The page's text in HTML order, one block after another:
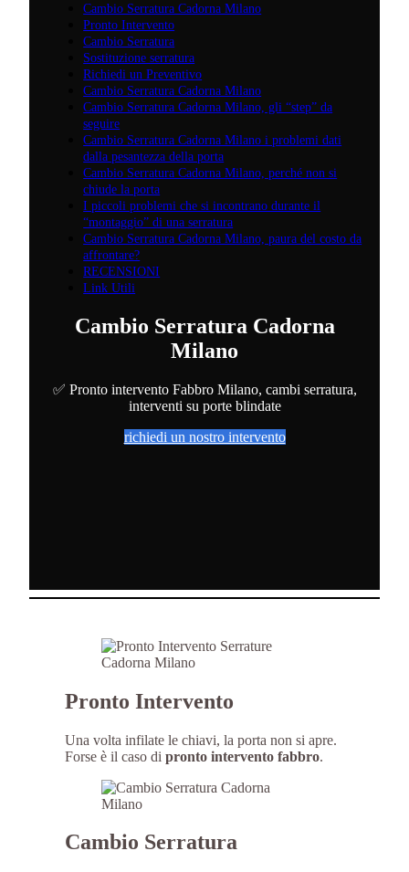
Cambio Serratura Cadorna Milano
Pronto Intervento
Cambio Serratura
Sostituzione serratura
Richiedi un Preventivo
Cambio Serratura Cadorna Milano
Cambio Serratura Cadorna Milano, gli “step” da
seguire
Cambio Serratura Cadorna Milano i problemi dati
dalla pesantezza della porta
Cambio Serratura Cadorna Milano, perché non si
chiude la porta
I piccoli problemi che si incontrano durante il
“montaggio” di una serratura
Cambio Serratura Cadorna Milano, paura del costo da
affrontare?
RECENSIONI
Link Utili
Cambio Serratura Cadorna
Milano
✅ Pronto intervento Fabbro Milano, cambi serratura,
interventi su porte blindate
richiedi un nostro intervento
Pronto Intervento
Una volta infilate le chiavi, la porta non si apre.
Forse è il caso di pronto intervento fabbro.
Cambio Serratura